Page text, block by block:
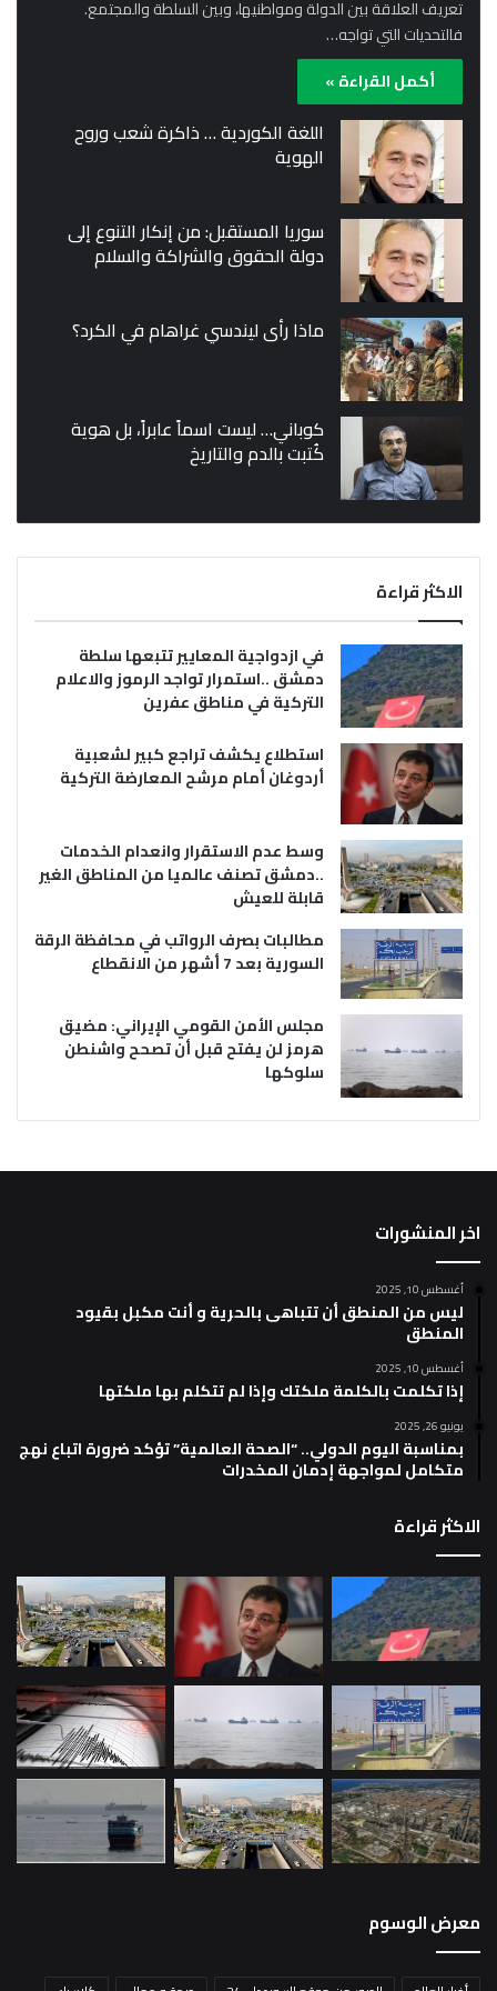
تعريف العلاقة بين الدولة ومواطنيها، وبين السلطة والمجتمع.
فالتحديات التي تواجه…
أكمل القراءة »
اللغة الكوردية … ذاكرة شعب وروح
الهوية
سوريا المستقبل: من إنكار التنوع إلى
دولة الحقوق والشراكة والسلام
ماذا رأى ليندسي غراهام في الكرد؟
كوباني… ليست اسماً عابراً، بل هوية
كُتبت بالدم والتاريخ
الاكثر قراءة
في ازدواجية المعايير تتبعها سلطة
دمشق ..استمرار تواجد الرموز والاعلام
التركية في مناطق عفرين
استطلاع يكشف تراجع كبير لشعبية
أردوغان أمام مرشح المعارضة التركية
وسط عدم الاستقرار وانعدام الخدمات
..دمشق تصنف عالميا من المناطق الغير
قابلة للعيش
مطالبات بصرف الرواتب في محافظة الرقة
السورية بعد 7 أشهر من الانقطاع
مجلس الأمن القومي الإيراني: مضيق
هرمز لن يفتح قبل أن تصحح واشنطن
سلوكها
اخر المنشورات
أغسطس 10, 2025
ليس من المنطق أن تتباهى بالحرية و أنت مكبل بقيود
المنطق
أغسطس 10, 2025
إذا تكلمت بالكلمة ملكتك وإذا لم تتكلم بها ملكتها
يونيو 26, 2025
بمناسبة اليوم الدولي.. “الصحة العالمية” تؤكد ضرورة اتباع نهج
متكامل لمواجهة إدمان المخدرات
الاكثر قراءة
معرض الوسوم